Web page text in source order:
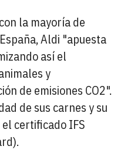
la mayoría de
Aldi "apuesta
así el
y
de emisiones CO2".
de sus carnes y su
certificado IFS